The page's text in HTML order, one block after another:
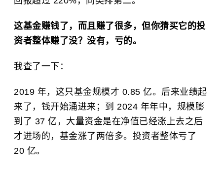
这基金赚钱了，而且赚了很多，但你猜买它的投
资者整体赚了没？没有，亏的。
我查了一下：
2019 年，这只基金规模才 0.85 亿。后来业绩起
来了，钱开始涌进来；到 2024 年年中，规模膨
到了 37 亿，大量资金是在净值已经涨上去之后
才进场的，基金涨了两倍多。投资者整体亏了
20 亿。